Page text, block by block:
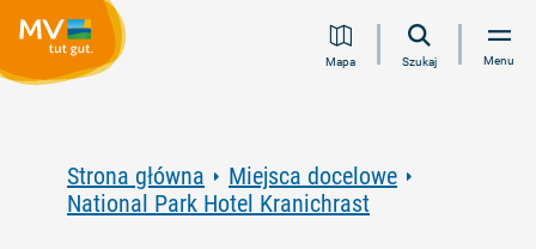
Przejdź
Przejdź
Przejdź
Przejdź
Mapa Szukaj Menu
Strona główna
Miejsca docelowe
National Park Hotel Kranichrast